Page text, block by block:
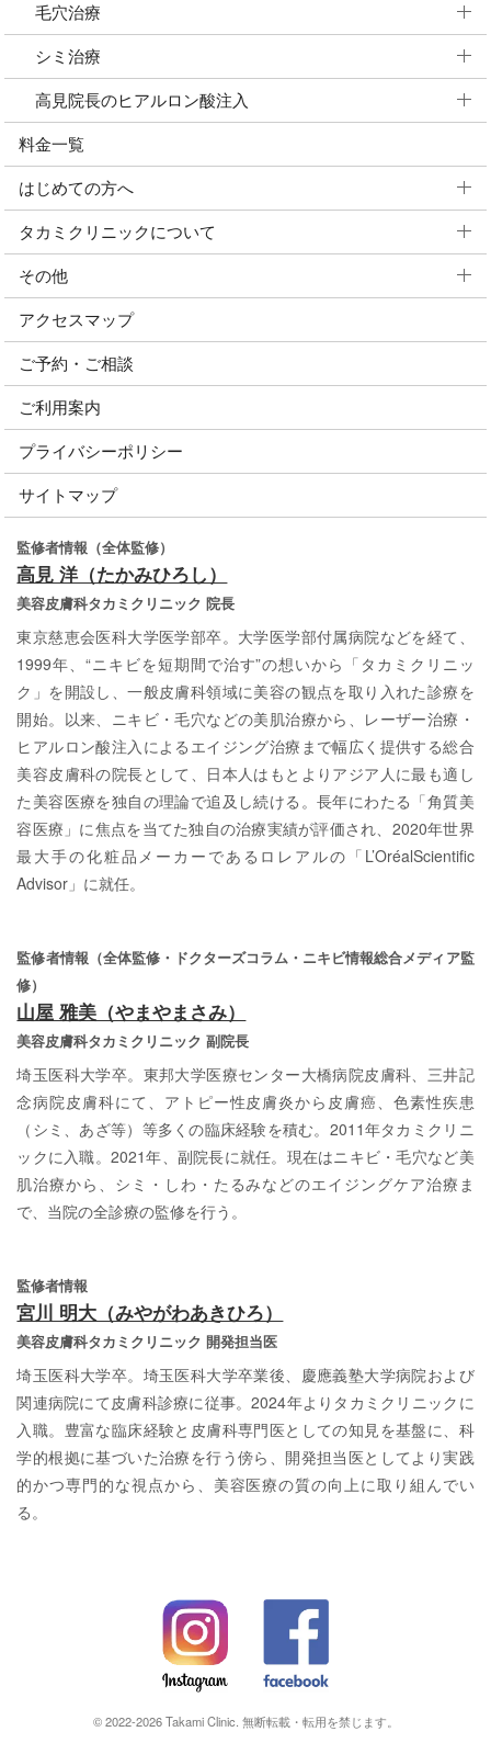
毛穴治療
シミ治療
高見院長のヒアルロン酸注入
料金一覧
はじめての方へ
タカミクリニックについて
その他
アクセスマップ
ご予約・ご相談
ご利用案内
プライバシーポリシー
サイトマップ
監修者情報（全体監修）
高見 洋（たかみひろし）
美容皮膚科タカミクリニック 院長
東京慈恵会医科大学医学部卒。大学医学部付属病院などを経て、
1999年、“ニキビを短期間で治す”の想いから「タカミクリニッ
ク」を開設し、一般皮膚科領域に美容の観点を取り入れた診療を
開始。以来、ニキビ・毛穴などの美肌治療から、レーザー治療・
ヒアルロン酸注入によるエイジング治療まで幅広く提供する総合
美容皮膚科の院長として、日本人はもとよりアジア人に最も適し
た美容医療を独自の理論で追及し続ける。長年にわたる「角質美
容医療」に焦点を当てた独自の治療実績が評価され、2020年世界
最大手の化粧品メーカーであるロレアルの「L’OréalScientific
Advisor」に就任。
監修者情報（全体監修・ドクターズコラム・ニキビ情報総合メディア監
修）
山屋 雅美（やまやまさみ）
美容皮膚科タカミクリニック 副院長
埼玉医科大学卒。東邦大学医療センター大橋病院皮膚科、三井記
念病院皮膚科にて、アトピー性皮膚炎から皮膚癌、色素性疾患
（シミ、あざ等）等多くの臨床経験を積む。2011年タカミクリニ
ックに入職。2021年、副院長に就任。現在はニキビ・毛穴など美
肌治療から、シミ・しわ・たるみなどのエイジングケア治療ま
で、当院の全診療の監修を行う。
監修者情報
宮川 明大（みやがわあきひろ）
美容皮膚科タカミクリニック 開発担当医
埼玉医科大学卒。埼玉医科大学卒業後、慶應義塾大学病院および
関連病院にて皮膚科診療に従事。2024年よりタカミクリニックに
入職。豊富な臨床経験と皮膚科専門医としての知見を基盤に、科
学的根拠に基づいた治療を行う傍ら、開発担当医としてより実践
的かつ専門的な視点から、美容医療の質の向上に取り組んでい
る。
© 2022-2026 Takami Clinic. 無断転載・転用を禁じます。